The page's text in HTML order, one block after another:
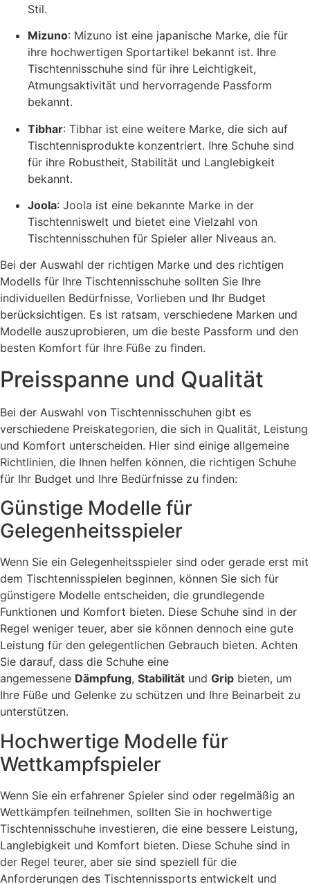
Stil.
Mizuno: Mizuno ist eine japanische Marke, die für
ihre hochwertigen Sportartikel bekannt ist. Ihre
Tischtennisschuhe sind für ihre Leichtigkeit,
Atmungsaktivität und hervorragende Passform
bekannt.
Tibhar: Tibhar ist eine weitere Marke, die sich auf
Tischtennisprodukte konzentriert. Ihre Schuhe sind
für ihre Robustheit, Stabilität und Langlebigkeit
bekannt.
Joola: Joola ist eine bekannte Marke in der
Tischtenniswelt und bietet eine Vielzahl von
Tischtennisschuhen für Spieler aller Niveaus an.
Bei der Auswahl der richtigen Marke und des richtigen
Modells für Ihre Tischtennisschuhe sollten Sie Ihre
individuellen Bedürfnisse, Vorlieben und Ihr Budget
berücksichtigen. Es ist ratsam, verschiedene Marken und
Modelle auszuprobieren, um die beste Passform und den
besten Komfort für Ihre Füße zu finden.
Preisspanne und Qualität
Bei der Auswahl von Tischtennisschuhen gibt es
verschiedene Preiskategorien, die sich in Qualität, Leistung
und Komfort unterscheiden. Hier sind einige allgemeine
Richtlinien, die Ihnen helfen können, die richtigen Schuhe
für Ihr Budget und Ihre Bedürfnisse zu finden:
Günstige Modelle für
Gelegenheitsspieler
Wenn Sie ein Gelegenheitsspieler sind oder gerade erst mit
dem Tischtennisspielen beginnen, können Sie sich für
günstigere Modelle entscheiden, die grundlegende
Funktionen und Komfort bieten. Diese Schuhe sind in der
Regel weniger teuer, aber sie können dennoch eine gute
Leistung für den gelegentlichen Gebrauch bieten. Achten
Sie darauf, dass die Schuhe eine
angemessene Dämpfung, Stabilität und Grip bieten, um
Ihre Füße und Gelenke zu schützen und Ihre Beinarbeit zu
unterstützen.
Hochwertige Modelle für
Wettkampfspieler
Wenn Sie ein erfahrener Spieler sind oder regelmäßig an
Wettkämpfen teilnehmen, sollten Sie in hochwertige
Tischtennisschuhe investieren, die eine bessere Leistung,
Langlebigkeit und Komfort bieten. Diese Schuhe sind in
der Regel teurer, aber sie sind speziell für die
Anforderungen des Tischtennissports entwickelt und